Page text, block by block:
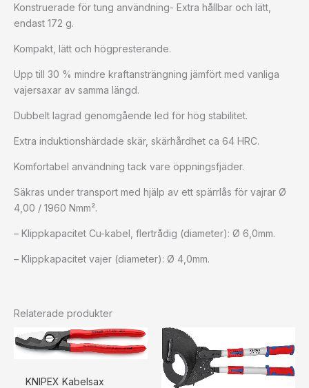
Konstruerade för tung användning- Extra hållbar och lätt,
endast 172 g.
Kompakt, lätt och högpresterande.
Upp till 30 % mindre kraftansträngning jämfört med vanliga
vajersaxar av samma längd.
Dubbelt lagrad genomgående led för hög stabilitet.
Extra induktionshärdade skär, skärhårdhet ca 64 HRC.
Komfortabel användning tack vare öppningsfjäder.
Säkras under transport med hjälp av ett spärrlås för vajrar Ø
4,00 / 1960 Nmm².
– Klippkapacitet Cu-kabel, flertrådig (diameter): Ø 6,0mm.
– Klippkapacitet vajer (diameter): Ø 4,0mm.
Relaterade produkter
KNIPEX Kabelsax